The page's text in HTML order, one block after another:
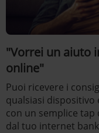
"Vorrei un aiuto
online"
Puoi ricevere i
qualsiasi
con un semplice tap
dal tuo internet